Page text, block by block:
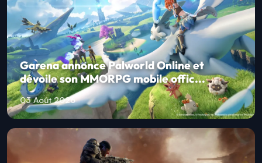
Garena annonce Palworld Online et
dévoile son MMORPG mobile offic...
03 Août 2026